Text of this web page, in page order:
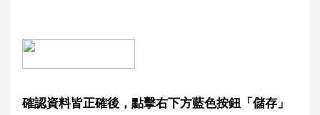
確認資料皆正確後，點擊右下方藍色按鈕「儲存」